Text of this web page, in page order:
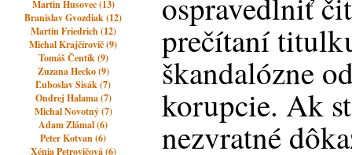
Martin Husovec (13)
Branislav Gvozdiak (12)
Martin Friedrich (12)
Michal Krajčírovič (9)
Tomáš Čentík (9)
Zuzana Hecko (9)
Ľuboslav Sisák (7)
Ondrej Halama (7)
Michal Novotný (7)
Adam Zlámal (6)
Peter Kotvan (6)
Xénia Petrovičová (6)
prečítaní
škandalózne
korupcie. Ak
nezvratné